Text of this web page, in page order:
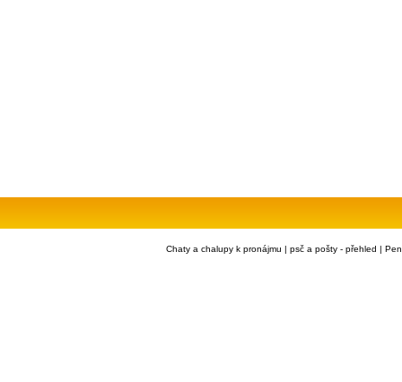
Chaty a chalupy k pronájmu |psč a pošty - přehled |